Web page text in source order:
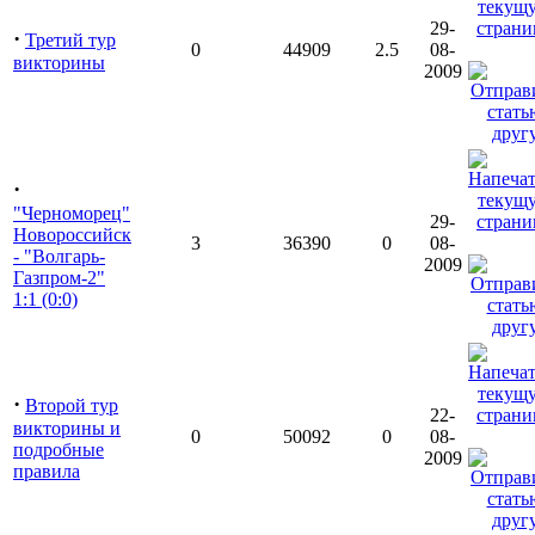
· Третий тур
викторины
0 44909 2.5
29-
08-
2009
·
"Черноморец"
Новороссийск
- "Волгарь-
Газпром-2"
1:1 (0:0)
3 36390 0
29-
08-
2009
· Второй тур
викторины и
подробные
правила
0 50092 0
22-
08-
2009